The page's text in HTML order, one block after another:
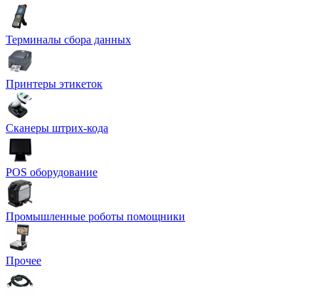
Терминалы сбора данных
Принтеры этикеток
Сканеры штрих-кода
POS оборудование
Промышленные роботы помощники
Прочее